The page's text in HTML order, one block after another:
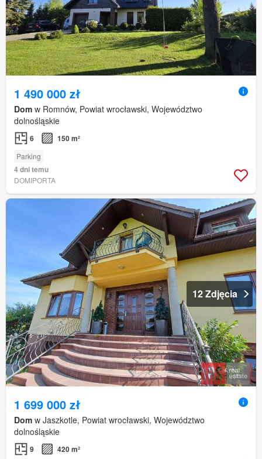
1 490 000 zł
Dom w Romnów, Powiat wrocławski, Województwo
dolnośląskie
6 150 m²
Parking
4 dni temu
DOMIPORTA
12 Zdjęcia
1 699 000 zł
Dom w Jaszkotle, Powiat wrocławski, Województwo
dolnośląskie
9
420 m²